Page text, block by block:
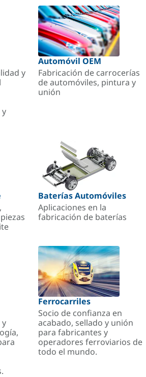
y
Automóvil OEM
Fabricación de carrocerías
de automóviles, pintura y
unión
Baterías Automóviles
Aplicaciones en la
fabricación de baterías
Ferrocarriles
Socio de confianza en
acabado, sellado y unión
para fabricantes y
operadores ferroviarios de
todo el mundo.